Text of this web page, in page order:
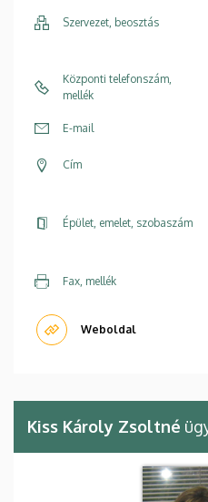
Szervezet, beosztás
Központi telefonszám,
mellék
E-mail
Cím
Épület, emelet, szobaszám
Fax, mellék
Weboldal
Kiss Károly Zsoltné